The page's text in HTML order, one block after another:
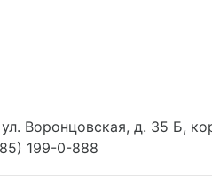
Воронцовская, д. 35 Б,
199-0-888